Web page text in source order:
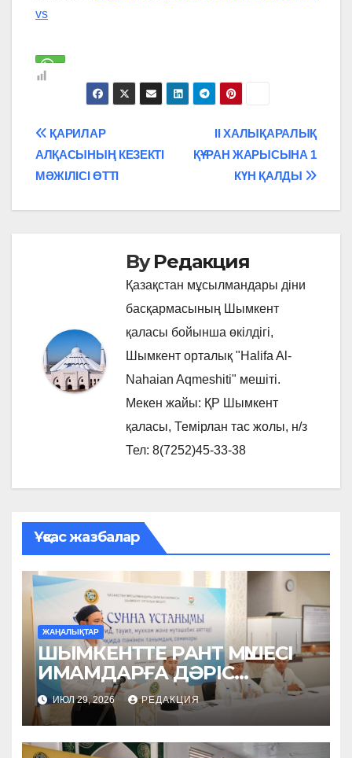
vs
Навигация
по
записям
ІІ ХАЛЫҚАРАЛЫҚ
ҚҰРАН ЖАРЫСЫНА 1
КҮН ҚАЛДЫ
ҚАРИЛАР
АЛҚАСЫНЫҢ КЕЗЕКТІ
МӘЖІЛІСІ ӨТТІ
ByРедакция
Қазақстан мұсылмандары діни
басқармасының Шымкент
қаласы бойынша өкілдігі,
Шымкент орталық "Halifa Al-
Nahaian Aqmeshiti" мешіті.
Мекен жайы: ҚР Шымкент
қаласы, Темірлан тас жолы, н/з
Тел: 8(7252)45-33-38
Ұқсас жазбалар
ЖАҢАЛЫҚТАР
ШЫМКЕНТТЕ РАНТ МҮШЕСІ
ИМАМДАРҒА ДӘРІС
ОҚЫДЫ
ИЮЛ 29, 2026 РЕДАКЦИЯ